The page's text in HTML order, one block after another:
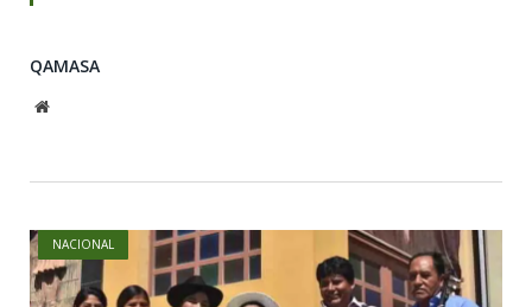
QAMASA
Website
NACIONAL